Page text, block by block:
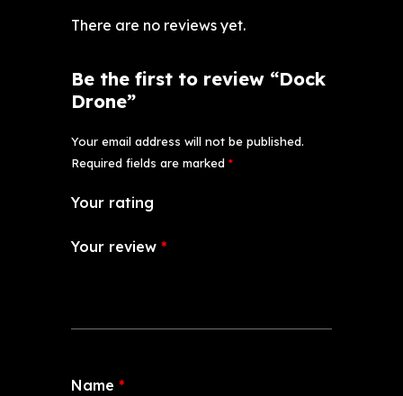
There are no reviews yet.
Be the first to review “Dock
Drone”
Your email address will not be published.
Required fields are marked *
Your rating
Your review *
Name *